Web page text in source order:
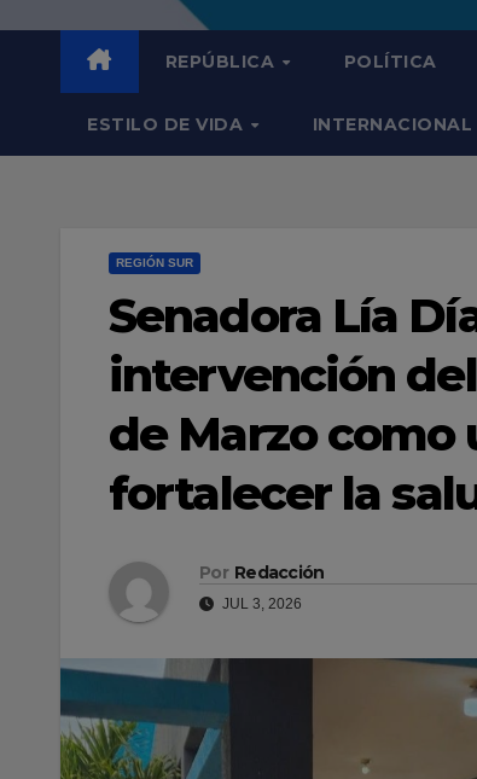
REPÚBLICA POLÍTICA
ESTILO DE VIDA INTERNACIONAL
REGIÓN SUR
Senadora Lía
intervención
de Marzo como
fortalecer la
Por Redacción
JUL 3, 2026